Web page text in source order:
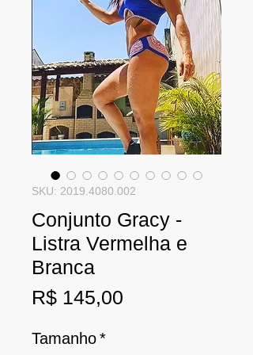
SKU: 2019.4080.002
Conjunto Gracy -
Listra Vermelha e
Branca
R$ 145,00
Tamanho*